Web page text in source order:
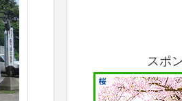
スポ